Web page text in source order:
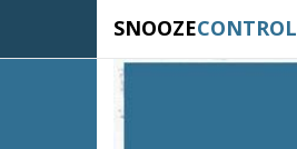
SNOOZECONTROL